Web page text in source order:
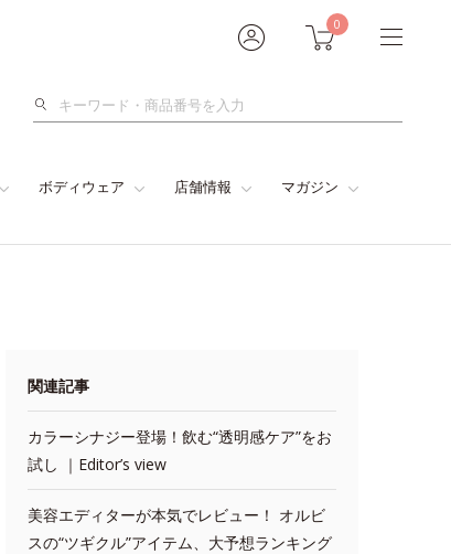
0
検
ボディウェア 店舗情報 マガジン
関連記事
カラーシナジー登場！飲む“透明感ケア”をお
試し ｜Editor’s view
美容エディターが本気でレビュー！ オルビ
スの“ツギクル”アイテム、大予想ランキング